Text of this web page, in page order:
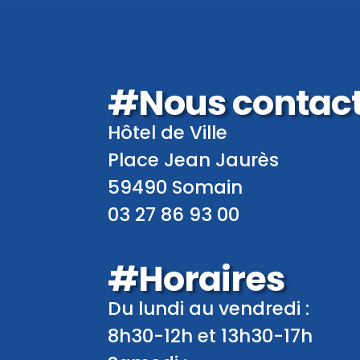
#Nous
Hôtel de Ville
Place Jean Jaurès
59490 Somain
03 27 86 93 00
#Horaires
Du lundi au vendredi :
8h30-12h et 13h30-17h